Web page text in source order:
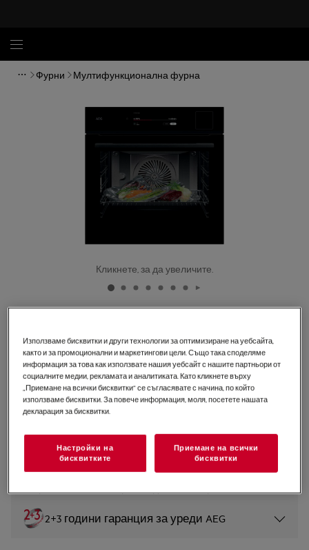
Фурни Мултифункционална фурна
Кликнете, за да увеличите.
Фурна 9000 ProAssist със
SteamPro
5 (1)
Продуктов информационен лист
Инструкциите за безопасност и предупрежденията за
безопасност съгласно регламент на ЕС 2023/988 са
изброени в глава 1 и 2 на ръководството за
2+3 години гаранция за уреди AEG
Използваме бисквитки и други технологии за оптимизиране на уебсайта,
както и за промоционални и маркетингови цели. Също така споделяме
информация за това как използвате нашия уебсайт с нашите партньори от
социалните медии, рекламата и аналитиката. Като кликнете върху
„Приемане на всички бисквитки“ се съгласявате с начина, по който
използваме бисквитки. За повече информация, моля, посетете нашата
декларация за бисквитки.
Настройки на
бисквитките
Приемане на всички
бисквитки